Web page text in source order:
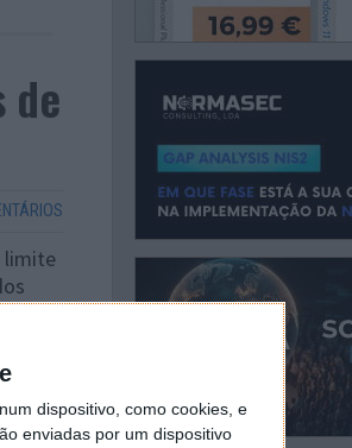
dispositivo, como cookies, e
enviadas por um dispositivo
de
limite